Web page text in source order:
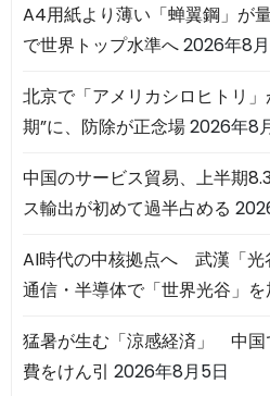
A4用紙より薄い「蝉翼鋼」が
で世界トップ水準へ2026年8
北京で「アメリカシロヒトリ
期”に、防除が正念場2026年8
中国のサービス貿易、上半期
ス輸出が初めて過半占める
AI時代の中核拠点へ 武漢「
通信・半導体で「世界光谷」を
猛暑が生む「涼感経済」 中国
費をけん引 2026年8月5日